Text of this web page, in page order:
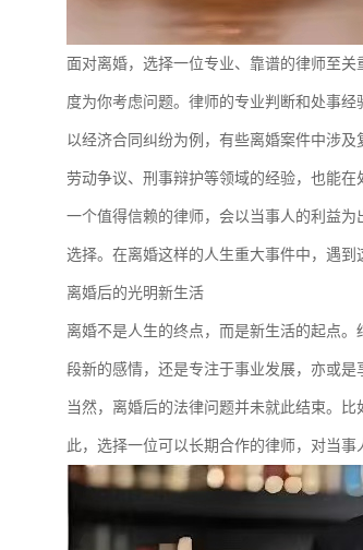
面对离婚，选择一位专业、靠谱的律师至
度为你考虑问题。律师的专业判断和处事经
以经济合同纠纷为例，有些离婚案件中涉
劳动争议、刑事辩护等领域的经验，也能在
一个值得信赖的律师，会以当事人的利益
选择。在离婚这样的人生重大事件中，遇到
离婚后的光明新生活
离婚不是人生的终点，而是新生活的起点
段新的感情，还是专注于事业发展，亦或是
当然，离婚后的法律问题并未就此结束。
此，选择一位可以长期合作的律师，对当事